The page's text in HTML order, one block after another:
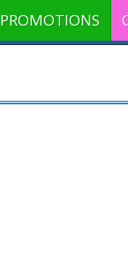
PROMOTIONS